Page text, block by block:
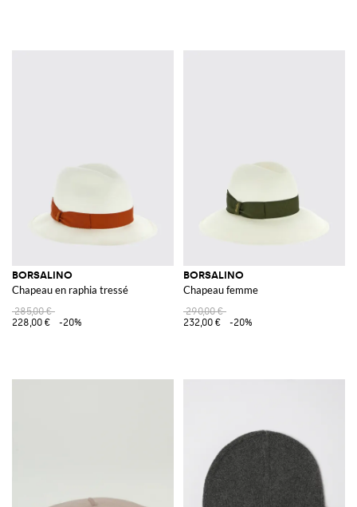
BORSALINO
Chapeau en raphia tressé
285,00 €
228,00 €
-20%
BORSALINO
Chapeau femme
290,00 €
232,00 €
-20%